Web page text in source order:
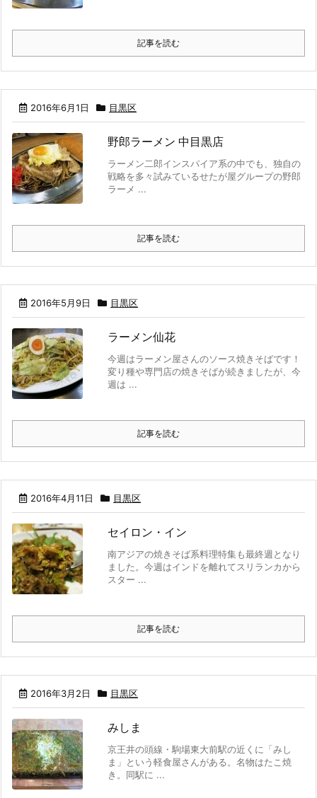
記事を読む
2016年6月1日 目黒区
野郎ラーメン 中目黒店
ラーメン二郎インスパイア系の中でも、独自の
戦略を多々試みているせたが屋グループの野郎
ラーメ ...
記事を読む
2016年5月9日 目黒区
ラーメン仙花
今週はラーメン屋さんのソース焼きそばです！
変り種や専門店の焼きそばが続きましたが、今
週は ...
記事を読む
2016年4月11日 目黒区
セイロン・イン
南アジアの焼きそば系料理特集も最終週となり
ました。今週はインドを離れてスリランカから
スター ...
記事を読む
2016年3月2日 目黒区
みしま
京王井の頭線・駒場東大前駅の近くに「みし
ま」という軽食屋さんがある。名物はたこ焼
き。同駅に ...